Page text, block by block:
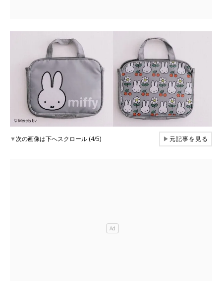
▼次の画像は下へスクロール (4/5) ▶元記事を見る